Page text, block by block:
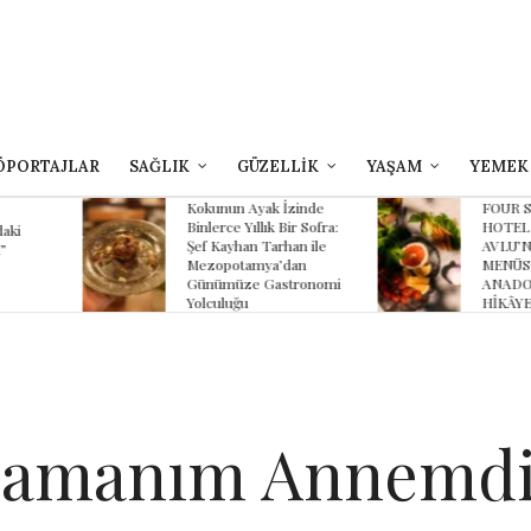
SAĞLIK GÜZELLİK YAŞAM YEMEK
Bir Sofra:
ile
FOUR SEASONS
HOTEL SULTANAHMET
AVLU’NUN YAZ
MENÜSÜNDE
ANADOLU’NUN
HİKÂYESİ